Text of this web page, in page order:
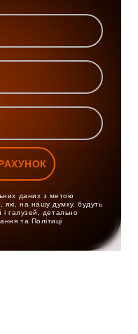
даних з метою
які, на нашу думку, будуть
і галузей, детально
та Політиці